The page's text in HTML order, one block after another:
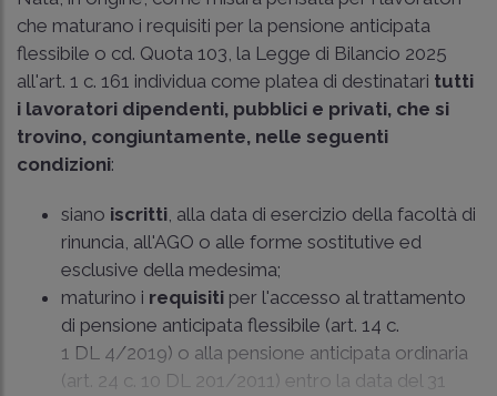
che maturano i requisiti per la pensione anticipata
flessibile o cd. Quota 103, la Legge di Bilancio 2025
all'art. 1 c. 161 individua come platea di destinatari tutti
i lavoratori dipendenti, pubblici e privati, che si
trovino, congiuntamente, nelle seguenti
condizioni:
siano iscritti , alla data di esercizio della facoltà di
rinuncia, all'AGO o alle forme sostitutive ed
esclusive della medesima;
maturino i requisiti per l'accesso al trattamento
di pensione anticipata flessibile (art. 14 c.
1 DL 4/2019) o alla pensione anticipata ordinaria
(art. 24 c. 10 DL 201/2011) entro la data del 31